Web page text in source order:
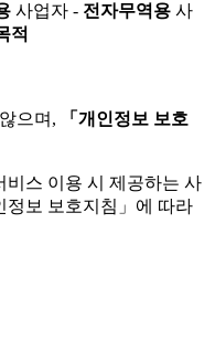
사업자 - 전자무역용 사
적
으며,
「개인정보 보호
스 이용 시 제공하는 사
정보 보호지침」에 따라